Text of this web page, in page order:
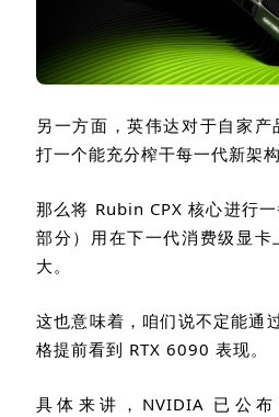
另一方面，英伟达对于自家
打一个能充分榨干每一代新架
那么将 Rubin CPX核心进行
部分）用在下一代消费级显卡
大。
这也意味着，咱们说不定能通
格提前看到 RTX 6090 表现。
具体来讲， NVIDIA 已公